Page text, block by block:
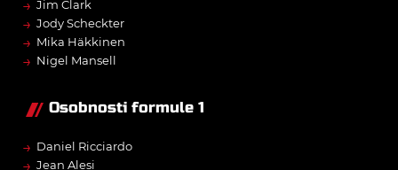
→ Jim Clark
→ Jody Scheckter
→ Mika Häkkinen
→ Nigel Mansell
Osobnosti formule 1
→ Daniel Ricciardo
→ Jean Alesi